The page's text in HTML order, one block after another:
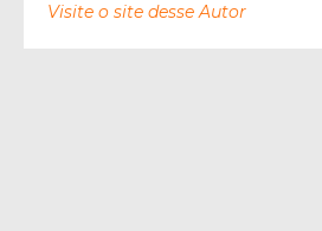
Visite o site desse Autor